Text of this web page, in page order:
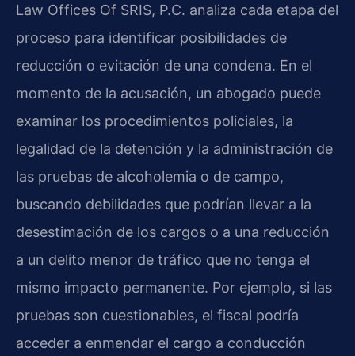
Law Offices Of SRIS, P.C. analiza cada etapa del
proceso para identificar posibilidades de
reducción o evitación de una condena. En el
momento de la acusación, un abogado puede
examinar los procedimientos policiales, la
legalidad de la detención y la administración de
las pruebas de alcoholemia o de campo,
buscando debilidades que podrían llevar a la
desestimación de los cargos o a una reducción
a un delito menor de tráfico que no tenga el
mismo impacto permanente. Por ejemplo, si las
pruebas son cuestionables, el fiscal podría
acceder a enmendar el cargo a conducción